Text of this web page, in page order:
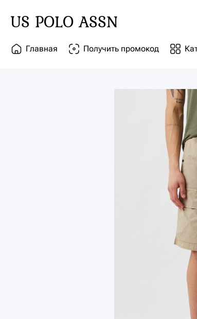
US POLO ASSN
Главная Получить промокод